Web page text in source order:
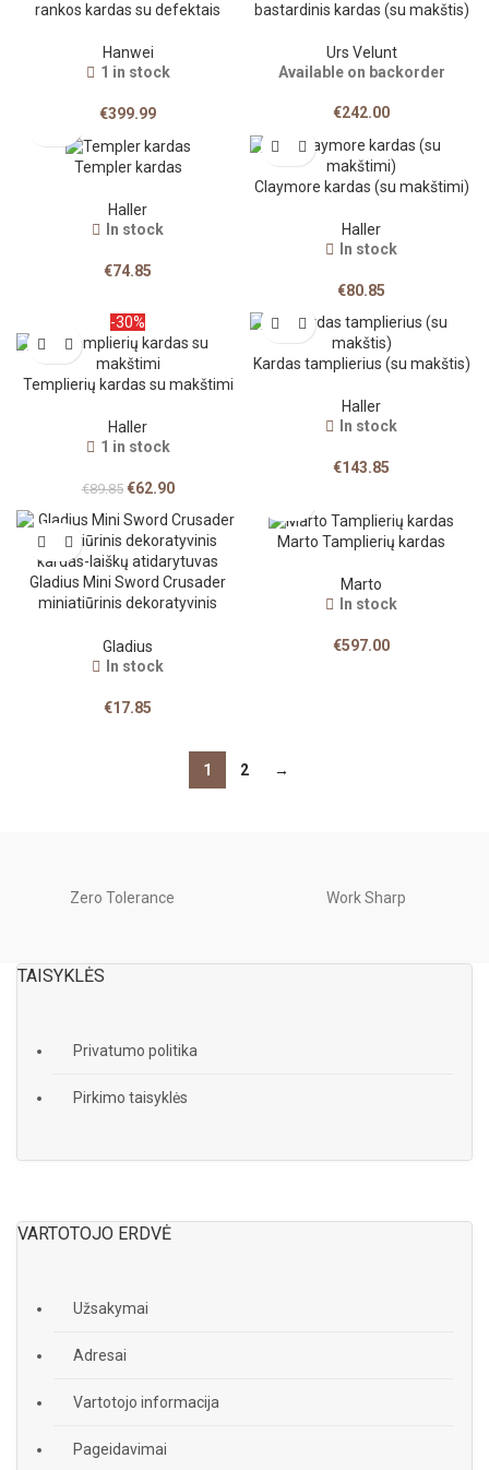
rankos kardas su defektais
Hanwei
1 in stock
€399.99
bastardinis kardas (su makštis)
Urs Velunt
Available on backorder
€242.00
Templer kardas
Haller
In stock
€74.85
Claymore kardas (su makštimi)
Haller
In stock
€80.85
-30%
Templierių kardas su makštimi
Haller
1 in stock
€89.85 €62.90
Kardas tamplierius (su makštis)
Haller
In stock
€143.85
Gladius Mini Sword Crusader
miniatiūrinis dekoratyvinis
Gladius
In stock
€17.85
Marto Tamplierių kardas
Marto
In stock
€597.00
1 2 →
Zero Tolerance Work Sharp
TAISYKLĖS
Privatumo politika
Pirkimo taisyklės
VARTOTOJO ERDVĖ
Užsakymai
Adresai
Vartotojo informacija
Pageidavimai